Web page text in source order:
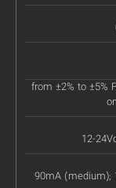
from ±2% to ±5%
12-
90mA (medium);